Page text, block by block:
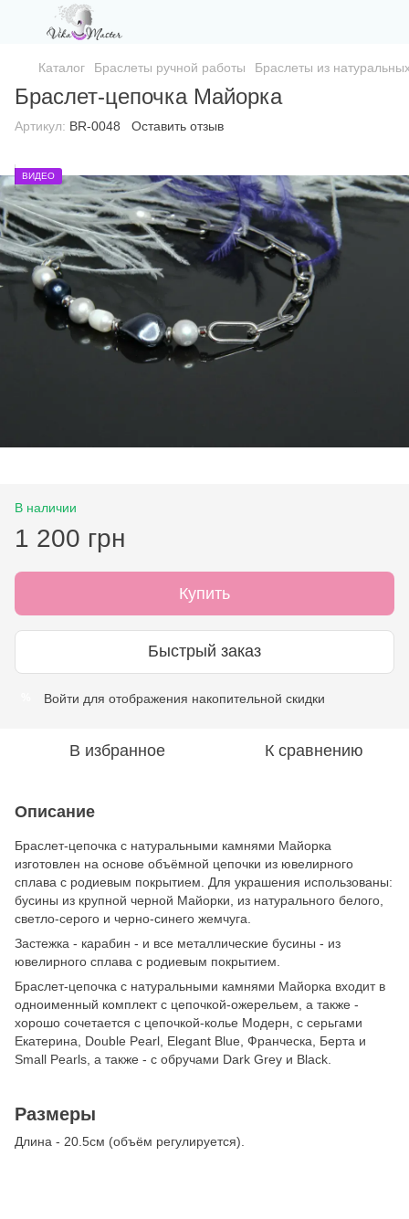
Каталог Браслеты ручной работы Браслеты из
Браслет-цепочка Майорка
Артикул: BR-0048 Оставить отзыв
ВИДЕО
В наличии
1 200 грн
Купить
Быстрый заказ
Войти для отображения накопительной скидки
В избранное К сравнению
Описание
Браслет-цепочка с натуральными камнями Майорка
изготовлен на основе объёмной цепочки из ювелирного
сплава с родиевым покрытием. Для украшения использованы:
бусины из крупной черной Майорки, из натурального белого,
светло-серого и черно-синего жемчуга.
Застежка - карабин - и все металлические бусины - из
ювелирного сплава с родиевым покрытием.
Браслет-цепочка с натуральными камнями Майорка входит в
одноименный комплект с цепочкой-ожерельем, а также -
хорошо сочетается с цепочкой-колье Модерн, с серьгами
Екатерина, Double Pearl, Elegant Blue, Франческа, Берта и
Small Pearls, а также - с обручами Dark Grey и Black.
Размеры
Длина - 20.5см (объём регулируется).